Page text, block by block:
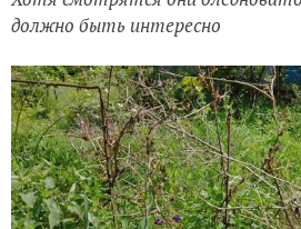
должно быть интересно